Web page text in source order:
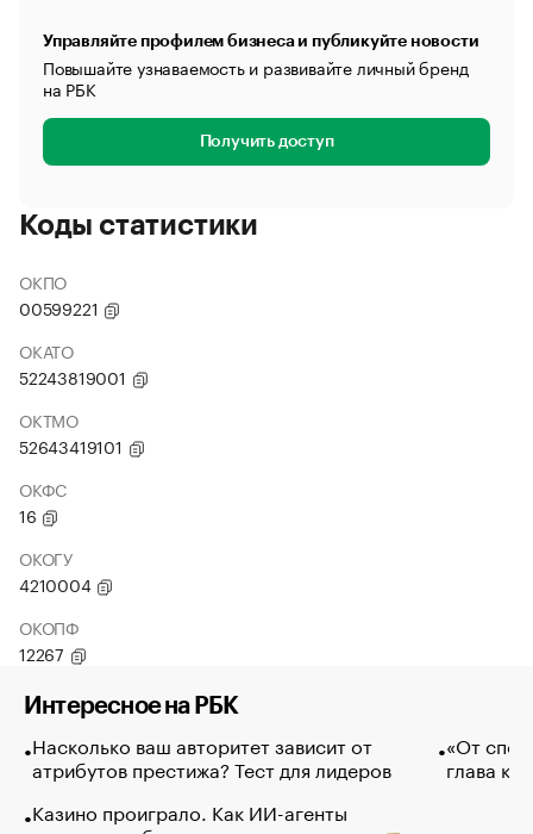
Управляйте профилем бизнеса и публикуйте новости
Повышайте узнаваемость и развивайте личный бренд
на РБК
Получить доступ
Коды статистики
ОКПО
00599221
ОКАТО
52243819001
ОКТМО
52643419101
ОКФС
16
ОКОГУ
4210004
ОКОПФ
12267
Интересное на РБК
Насколько ваш авторитет зависит от
атрибутов престижа? Тест для лидеров
Казино проиграло. Как ИИ-агенты
«От
глава